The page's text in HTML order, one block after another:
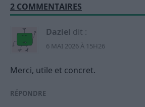
2 COMMENTAIRES
Daziel dit :
6 MAI 2026 À 15H26
Merci, utile et concret.
RÉPONDRE